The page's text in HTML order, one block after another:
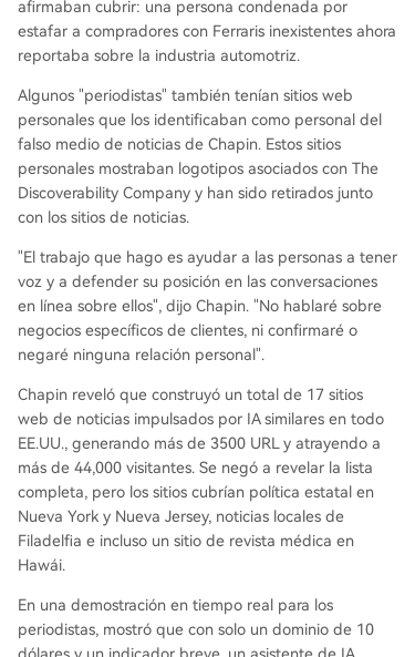
afirmaban cubrir: una persona condenada por
estafar a compradores con Ferraris inexistentes ahora
reportaba sobre la industria automotriz.
Algunos "periodistas" también tenían sitios web
personales que los identificaban como personal del
falso medio de noticias de Chapin. Estos sitios
personales mostraban logotipos asociados con The
Discoverability Company y han sido retirados junto
con los sitios de noticias.
"El trabajo que hago es ayudar a las personas a tener
voz y a defender su posición en las conversaciones
en línea sobre ellos", dijo Chapin. "No hablaré sobre
negocios específicos de clientes, ni confirmaré o
negaré ninguna relación personal".
Chapin reveló que construyó un total de 17 sitios
web de noticias impulsados por IA similares en todo
EE.UU., generando más de 3500 URL y atrayendo a
más de 44,000 visitantes. Se negó a revelar la lista
completa, pero los sitios cubrían política estatal en
Nueva York y Nueva Jersey, noticias locales de
Filadelfia e incluso un sitio de revista médica en
Hawái.
En una demostración en tiempo real para los
periodistas, mostró que con solo un dominio de 10